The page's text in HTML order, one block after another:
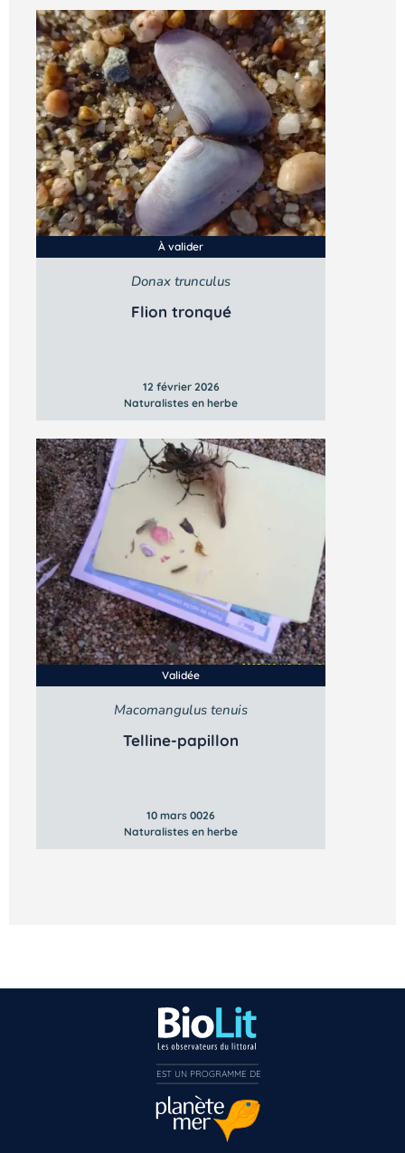
À valider
Donax trunculus
Flion tronqué
12 février 2026
Naturalistes en herbe
Validée
Macomangulus tenuis
Telline-papillon
10 mars 0026
Naturalistes en herbe